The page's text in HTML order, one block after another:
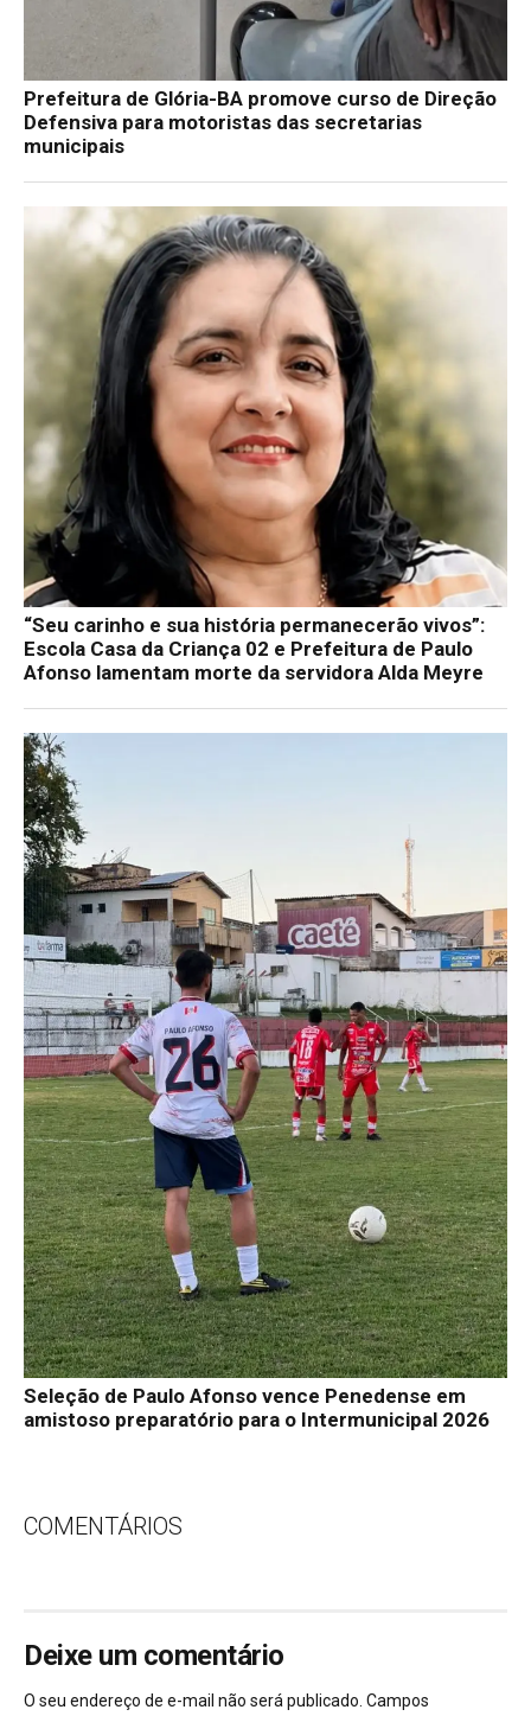
Prefeitura de Glória-BA promove curso de Direção
Defensiva para motoristas das secretarias
municipais
“Seu carinho e sua história permanecerão vivos”:
Escola Casa da Criança 02 e Prefeitura de Paulo
Afonso lamentam morte da servidora Alda Meyre
Seleção de Paulo Afonso vence Penedense em
amistoso preparatório para o Intermunicipal 2026
COMENTÁRIOS
Deixe um comentário
O seu endereço de e-mail não será publicado. Campos